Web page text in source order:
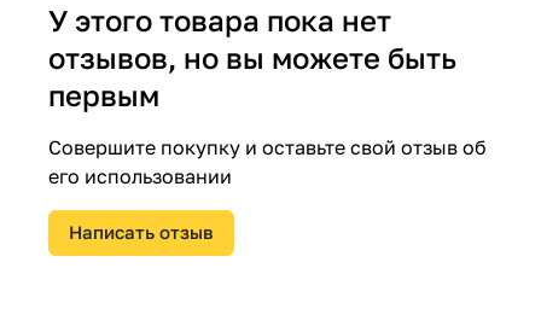
У этого товара пока нет
отзывов, но вы можете быть
первым
Совершите покупку и оставьте свой отзыв об
его использовании
Написать отзыв